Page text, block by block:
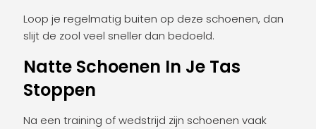
Loop je regelmatig buiten op deze schoenen, dan
slijt de zool veel sneller dan bedoeld.
Natte Schoenen In Je Tas
Stoppen
Na een training of wedstrijd zijn schoenen vaak